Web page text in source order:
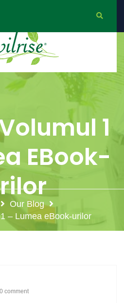
1
EBook-
Our Blog
– Lumea eBook-urilor
0 comment